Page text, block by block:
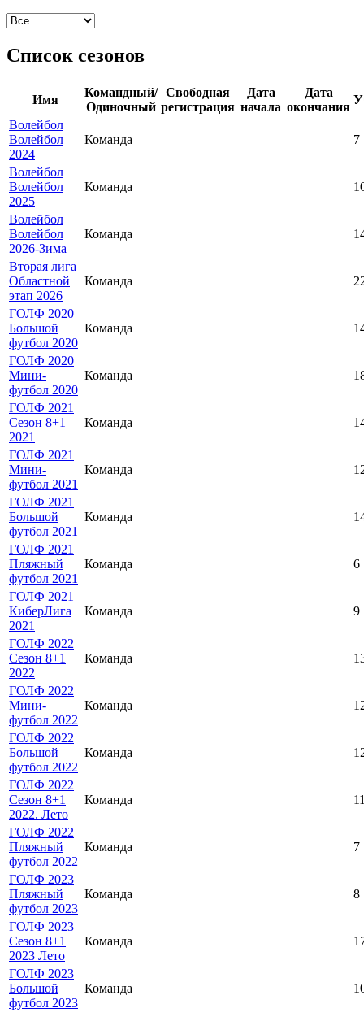
Список сезонов
Имя
Командный/
Одиночный
Свободная
регистрация
Дата
начала
Дата
окончания
Волейбол
Волейбол
2024
Команда 7
Волейбол
Волейбол
2025
Команда
Волейбол
Волейбол
2026-Зима
Команда
Вторая лига
Областной
этап 2026
Команда
ГОЛФ 2020
Большой
футбол 2020
Команда
ГОЛФ 2020
Мини-
футбол 2020
Команда
ГОЛФ 2021
Сезон 8+1
2021
Команда
ГОЛФ 2021
Мини-
футбол 2021
Команда
ГОЛФ 2021
Большой
футбол 2021
Команда
ГОЛФ 2021
Пляжный
футбол 2021
Команда 6
ГОЛФ 2021
КиберЛига
2021
Команда 9
ГОЛФ 2022
Сезон 8+1
2022
Команда
ГОЛФ 2022
Мини-
футбол 2022
Команда
ГОЛФ 2022
Большой
футбол 2022
Команда
ГОЛФ 2022
Сезон 8+1
2022. Лето
Команда
ГОЛФ 2022
Пляжный
футбол 2022
Команда 7
ГОЛФ 2023
Пляжный
футбол 2023
Команда 8
ГОЛФ 2023
Сезон 8+1
2023 Лето
Команда
ГОЛФ 2023
Большой
футбол 2023
Команда